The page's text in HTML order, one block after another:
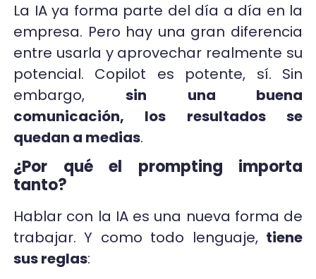
La IA ya forma parte del día a día en la
empresa. Pero hay una gran diferencia
entre usarla y aprovechar realmente su
potencial. Copilot es potente, sí. Sin
embargo,sin una buena
comunicación, los resultados se
quedan a medias.
¿Por qué el prompting importa
tanto?
Hablar con la IA es una nueva forma de
trabajar. Y como todo lenguaje, tiene
sus reglas: